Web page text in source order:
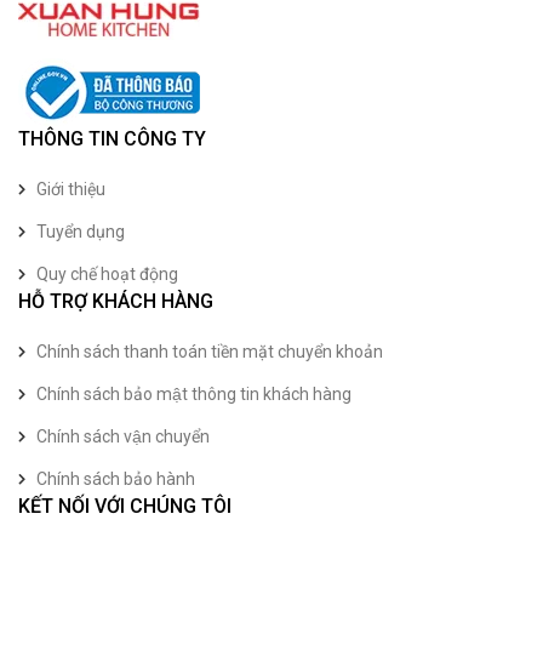
THÔNG TIN CÔNG TY
Giới thiệu
Tuyển dụng
Quy chế hoạt động
HỖ TRỢ KHÁCH HÀNG
Chính sách thanh toán tiền mặt chuyển khoản
Chính sách bảo mật thông tin khách hàng
Chính sách vận chuyển
Chính sách bảo hành
KẾT NỐI VỚI CHÚNG TÔI